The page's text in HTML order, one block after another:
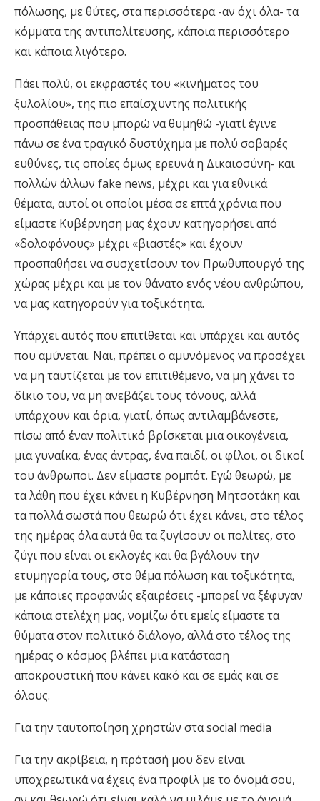
πόλωσης, με θύτες, στα περισσότερα -αν όχι όλα- τα
κόμματα της αντιπολίτευσης, κάποια περισσότερο
και κάποια λιγότερο.
Πάει πολύ, οι εκφραστές του «κινήματος του
ξυλολίου», της πιο επαίσχυντης πολιτικής
προσπάθειας που μπορώ να θυμηθώ -γιατί έγινε
πάνω σε ένα τραγικό δυστύχημα με πολύ σοβαρές
ευθύνες, τις οποίες όμως ερευνά η Δικαιοσύνη- και
πολλών άλλων fake news, μέχρι και για εθνικά
θέματα, αυτοί οι οποίοι μέσα σε επτά χρόνια που
είμαστε Κυβέρνηση μας έχουν κατηγορήσει από
«δολοφόνους» μέχρι «βιαστές» και έχουν
προσπαθήσει να συσχετίσουν τον Πρωθυπουργό της
χώρας μέχρι και με τον θάνατο ενός νέου ανθρώπου,
να μας κατηγορούν για τοξικότητα.
Υπάρχει αυτός που επιτίθεται και υπάρχει και αυτός
που αμύνεται. Ναι, πρέπει ο αμυνόμενος να προσέχει
να μη ταυτίζεται με τον επιτιθέμενο, να μη χάνει το
δίκιο του, να μη ανεβάζει τους τόνους, αλλά
υπάρχουν και όρια, γιατί, όπως αντιλαμβάνεστε,
πίσω από έναν πολιτικό βρίσκεται μια οικογένεια,
μια γυναίκα, ένας άντρας, ένα παιδί, οι φίλοι, οι δικοί
του άνθρωποι. Δεν είμαστε ρομπότ. Εγώ θεωρώ, με
τα λάθη που έχει κάνει η Κυβέρνηση Μητσοτάκη και
τα πολλά σωστά που θεωρώ ότι έχει κάνει, στο τέλος
της ημέρας όλα αυτά θα τα ζυγίσουν οι πολίτες, στο
ζύγι που είναι οι εκλογές και θα βγάλουν την
ετυμηγορία τους, στο θέμα πόλωση και τοξικότητα,
με κάποιες προφανώς εξαιρέσεις -μπορεί να ξέφυγαν
κάποια στελέχη μας, νομίζω ότι εμείς είμαστε τα
θύματα στον πολιτικό διάλογο, αλλά στο τέλος της
ημέρας ο κόσμος βλέπει μια κατάσταση
αποκρουστική που κάνει κακό και σε εμάς και σε
όλους.
Για την ταυτοποίηση χρηστών στα social media
Για την ακρίβεια, η πρότασή μου δεν είναι
υποχρεωτικά να έχεις ένα προφίλ με το όνομά σου,